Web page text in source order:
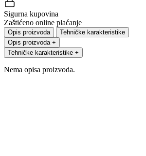
Sigurna kupovina
Zaštićeno online plaćanje
Opis proizvoda
Tehničke karakteristike
Opis proizvoda +
Tehničke karakteristike +
Nema opisa proizvoda.